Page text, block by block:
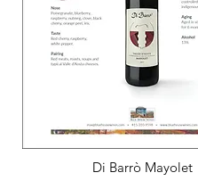
Di Barrò Mayolet